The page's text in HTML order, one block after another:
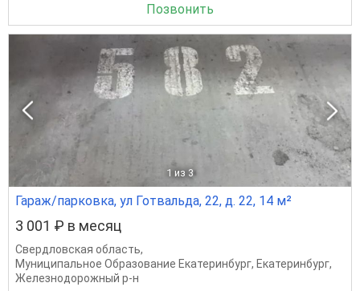
Позвонить
1 из 3
Гараж/парковка, ул Готвальда, 22, д. 22, 14 м²
3 001 ₽ в месяц
Свердловская область,
Муниципальное Образование Екатеринбург, Екатеринбург,
Железнодорожный р-н